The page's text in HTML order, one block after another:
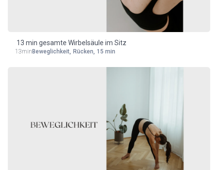
13 min gesamte Wirbelsäule im Sitz
13min Beweglichkeit, Rücken, 15 min